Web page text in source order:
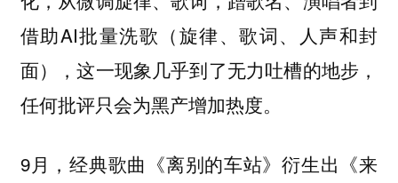
借助AI批量洗歌（旋律、歌词、人声和封
面），这一现象几乎到了无力吐槽的地步，
任何批评只会为黑产增加热度。
9月，经典歌曲《离别的车站》衍生出《来